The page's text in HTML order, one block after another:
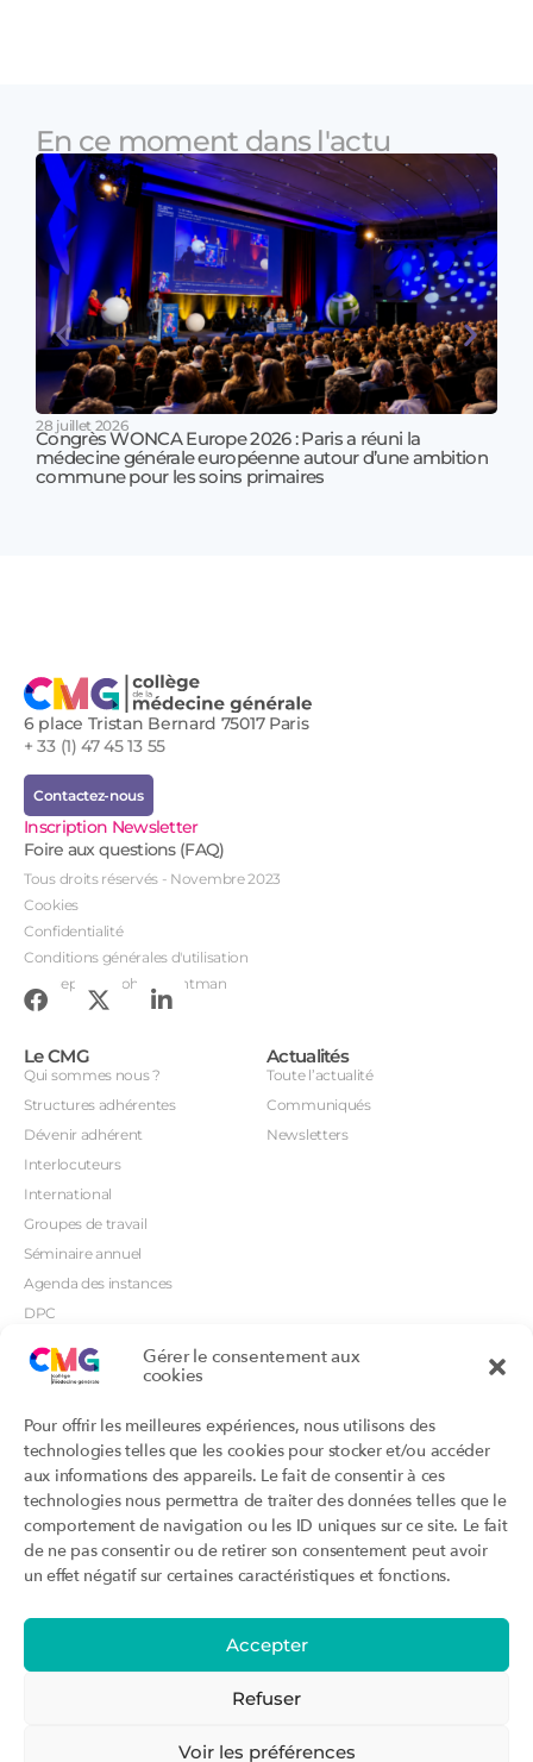
Gérer le consentement aux
cookies
Pour offrir les meilleures expériences, nous utilisons des
technologies telles que les cookies pour stocker et/ou accéder
aux informations des appareils. Le fait de consentir à ces
technologies nous permettra de traiter des données telles que le
comportement de navigation ou les ID uniques sur ce site. Le fait
de ne pas consentir ou de retirer son consentement peut avoir
un effet négatif sur certaines caractéristiques et fonctions.
Accepter
Refuser
Voir les préférences
En ce moment dans l'actu
28 juillet 2026
Congrès WONCA Europe 2026 : Paris a réuni la
médecine générale européenne autour d’une ambition
commune pour les soins primaires
6 place Tristan Bernard 75017 Paris
+ 33 (1) 47 45 13 55
Contactez-nous
Inscription Newsletter
Foire aux questions (FAQ)
Tous droits réservés - Novembre 2023
Cookies
Confidentialité
Conditions générales d'utilisation
Conception : John Brightman
Le CMG
Qui sommes nous ?
Structures adhérentes
Dévenir adhérent
Interlocuteurs
International
Groupes de travail
Séminaire annuel
Agenda des instances
DPC
CSI
Orientations prioritaires
Actualités
Toute l’actualité
Communiqués
Newsletters
Productions
Productions du Collège
Productions des structures
adhérentes
Labellisation
Addictions et médecine générale
Et si c’était une maladie rare ?
Portails
Annuaire DU/DIU
Archimede.fr
Ebmfrance.net
Toutes les recos
Certificats-absurdes.fr
la contraception dite masculine
Activité « sommeil »
Évènements
CMGF 2025
CMGF - Editions précédentes